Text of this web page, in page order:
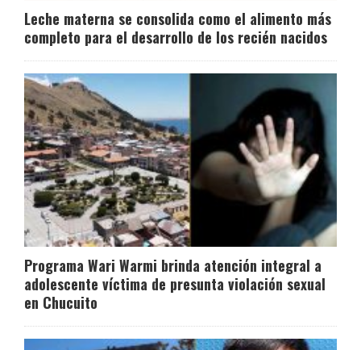
Leche materna se consolida como el alimento más
completo para el desarrollo de los recién nacidos
Programa Wari Warmi brinda atención integral a
adolescente víctima de presunta violación sexual
en Chucuito